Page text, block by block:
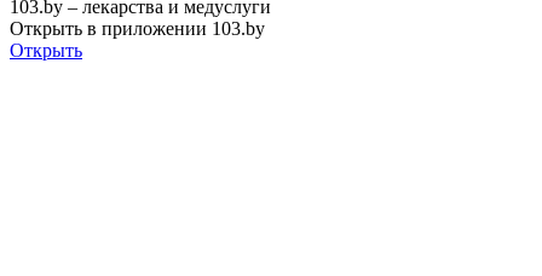
103.by – лекарства и медуслуги
Открыть в приложении 103.by
Открыть